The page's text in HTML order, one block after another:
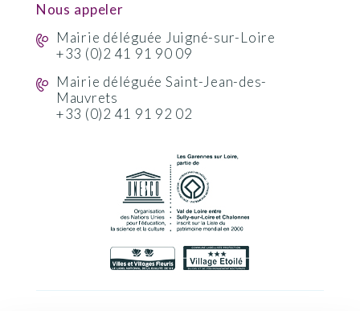
Nous appeler
Mairie déléguée Juigné-sur-Loire
+33 (0)2 41 91 90 09
Mairie déléguée Saint-Jean-des-
Mauvrets
+33 (0)2 41 91 92 02